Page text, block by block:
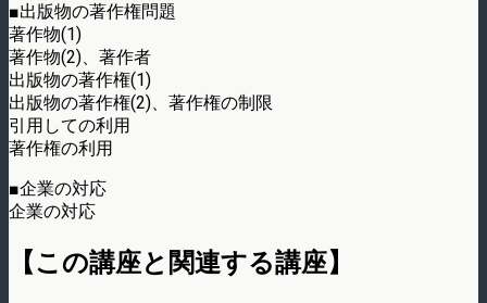
■出版物の著作権問題
著作物(1)
著作物(2)、著作者
出版物の著作権(1)
出版物の著作権(2)、著作権の制限
引用しての利用
著作権の利用
■企業の対応
企業の対応
【この講座と関連する講座】